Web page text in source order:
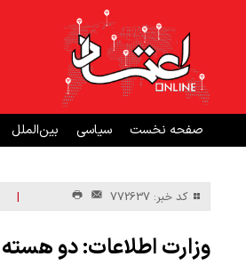
صفحه نخست سیاسی بین‌الملل
کد خبر: 772637 |
وزارت اطلاعات: دو